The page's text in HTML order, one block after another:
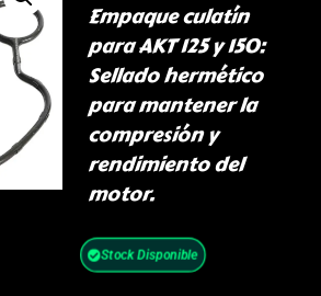
Empaque culatín
para AKT 125 y 150:
Sellado hermético
para mantener la
compresión y
rendimiento del
motor.
Stock Disponible